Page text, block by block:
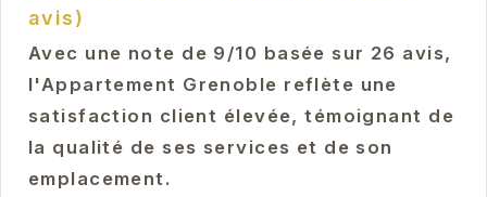
avis)
Avec une note de 9/10 basée sur 26 avis,
l'Appartement Grenoble reflète une
satisfaction client élevée, témoignant de
la qualité de ses services et de son
emplacement.